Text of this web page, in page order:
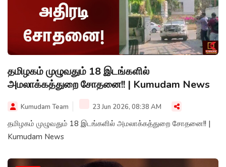
தமிழகம் முழுவதும் 18 இடங்களில்
அமலாக்கத்துறை சோதனை!! | Kumudam News
Kumudam Team 23 Jun 2026, 08:38 AM
தமிழகம் முழுவதும் 18 இடங்களில் அமலாக்கத்துறை சோதனை!! |
Kumudam News